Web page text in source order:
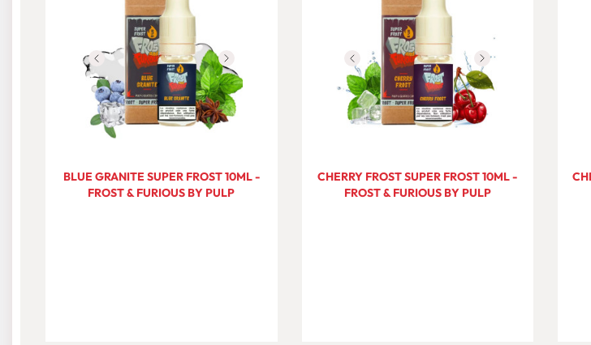
BLUE GRANITE SUPER FROST 10ML -
FROST & FURIOUS BY PULP
CHERRY FROST SUPER FROST 10ML -
FROST & FURIOUS BY PULP